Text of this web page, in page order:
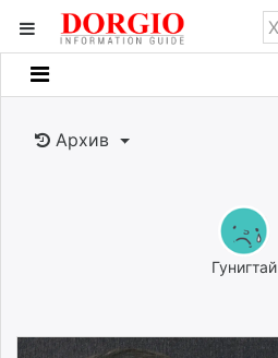
Мэдээллийн
Банк санхүү
Gogo.mn
Архив
Гунигтай